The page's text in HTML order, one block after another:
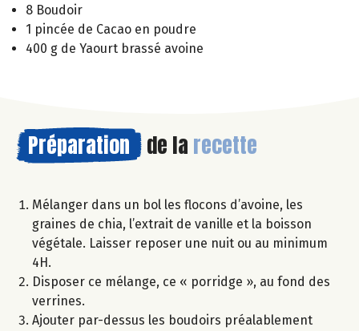
8 Boudoir
1 pincée de Cacao en poudre
400 g de Yaourt brassé avoine
Préparation de la recette
Mélanger dans un bol les flocons d’avoine, les
graines de chia, l’extrait de vanille et la boisson
végétale. Laisser reposer une nuit ou au minimum
4H.
Disposer ce mélange, ce « porridge », au fond des
verrines.
Ajouter par-dessus les boudoirs préalablement